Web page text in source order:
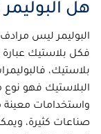
هل
البوليمر ليس مرادف
فكل بلاستيك عبارة
بلاستيك،
البلاستيك فهو
واستخدامات معينة
صناعات كثيرة،